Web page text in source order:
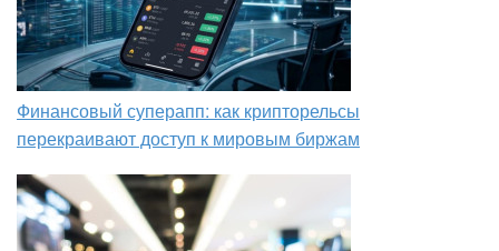
Финансовый суперапп: как крипторельсы
перекраивают доступ к мировым биржам